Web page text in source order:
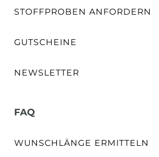
STOFFPROBEN ANFORDERN
GUTSCHEINE
NEWSLETTER
FAQ
WUNSCHLÄNGE ERMITTELN